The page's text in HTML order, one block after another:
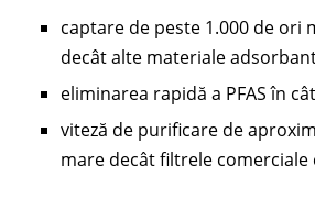
captare de peste 1.000 de ori
decât alte materiale
eliminarea rapidă a PFAS în
viteză de purificare de
mare decât filtrele comerciale